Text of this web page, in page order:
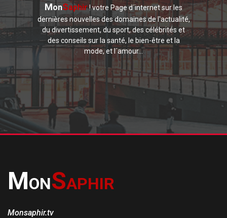
MonSaphir! votre Page d´internet sur les
dernières nouvelles des domaines de l'actualité,
du divertissement, du sport, des célébrités et
des conseils sur la santé, le bien-être et la
mode, et l´amour...
MONSAPHIR
Monsaphir.tv